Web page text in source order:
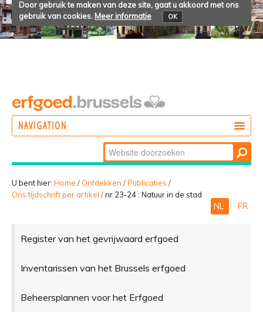
Door gebruik te maken van deze site, gaat u akkoord met ons
gebruik van cookies. Meer informatie OK
NAVIGATION
BELEVEN
Zoek
Geavanceerd
zoeken...
U bent hier: Home / Ontdekken /Publicaties /
Ons tijdschrift per artikel /nr 23-24 : Natuur in de stad
NL FR
Register van het gevrijwaard erfgoed
Inventarissen van het Brussels erfgoed
Beheersplannen voor het Erfgoed